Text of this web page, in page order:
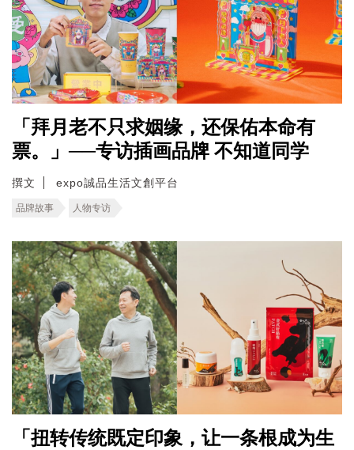
「拜月老不只求姻缘，还保佑本命有
票。」──专访插画品牌 不知道同学
撰文 expo誠品生活文創平台
品牌故事 人物专访
「扭转传统既定印象，让一条根成为生